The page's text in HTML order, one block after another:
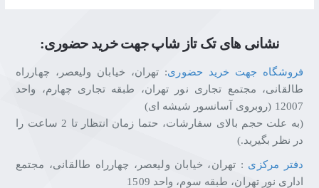
نشانی های تک تاز شاپ جهت خرید حضوری:
فروشگاه جهت خرید حضوری: تهران، خیابان ولیعصر، چهارراه
طالقانی، مجتمع تجاری نور تهران، طبقه تجاری چهارم، واحد
12007 (روبروی آسانسور شیشه ای)
(به علت حجم بالای سفارشات، حتما زمان انتظار تا 2 ساعت را
در نظر بگیرید.)
دفتر مرکزی : تهران، خیابان ولیعصر، چهارراه طالقانی، مجتمع
اداری نور تهران، طبقه سوم، واحد 1509